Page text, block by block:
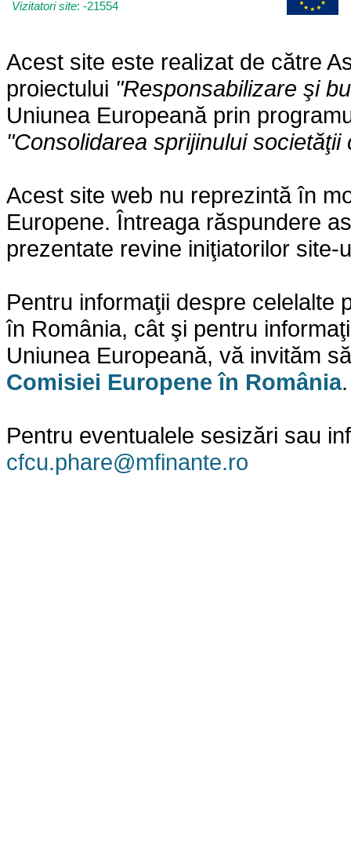
Vizitatori site: -21554
Acest site este realizat de către
proiectului "Responsabilizare şi
Uniunea Europeană prin
"Consolidarea sprijinului
Acest site web nu reprezintă în
Europene. Întreaga răspundere
prezentate revine iniţiatorilor site-
Pentru informaţii despre celelalte
în România, cât şi pentru
Uniunea Europeană, vă invităm
Comisiei Europene în România.
Pentru eventualele sesizări sau
cfcu.phare@mfinante.ro